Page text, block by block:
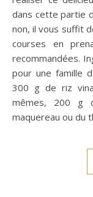
dans cette partie
non, il vous suffit
courses en
recommandées.
pour une famille
300 g de riz
mêmes, 200 g
maquereau ou du